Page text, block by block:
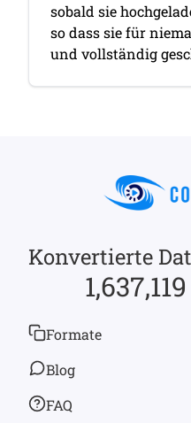
sobald sie
so dass sie für
und vollständig
Konvertierte
Formate
Blog
FAQ